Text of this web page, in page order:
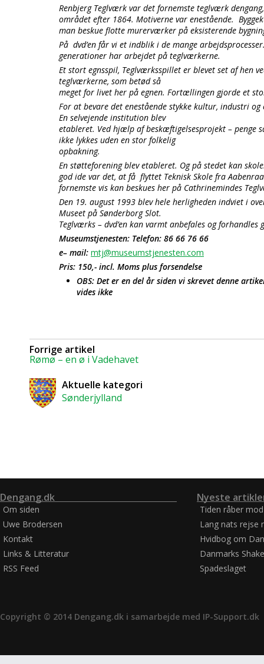
Renbjerg Teglværk var det fornemste teglværk
området efter 1864. Motiverne var enestående.
man beskue flotte murerværker på eksisterende
På dvd’en får vi et indblik i de mange
generationer har arbejdet på teglværkerne.
Et stort egnsspil, Teglværksspillet er blevet set af hen
teglværkerne, som betød så
meget for livet her på egnen. Fortællingen gjorde et
For at bevare det enestående stykke kultur, industri
En selvejende institution blev
etableret. Ved hjælp af beskæftigelsesprojekt – penge
ikke lykkes uden en stor folkelig
opbakning.
En støtteforening blev etableret. Og på stedet kan
god ide var det, at få flyttet Teknisk Skole fra
fornemste vis kan beskues her på Cathrinemindes
Den 19. august 1993 blev hele herligheden indviet i
Museet på Sønderborg Slot.
Teglværks – dvd’en kan varmt anbefales og forhandles
Museumstjenesten: Telefon: 86 66 76 66
e– mail: mtj@museumstjenesten.com
Pris: 150,- incl. Moms plus forsendelse
OBS: Det er en del år siden vi skrevet denne
vides ikke
Forrige artikel
Rømø – en ø i Vadehavet
Aktuelle kategori
Sønderjylland
Dengang.dk
Om siden
Uwe Brodersen
Kontakt
Links & Litteratur
RSS Feed
Nyeste
Tiden råber
Lang nats rejse
Hvidbog om
Danmarks
Spadeslaget
Copyright © 2014 Dengang.dk i samarbejde med IP-Support.dk